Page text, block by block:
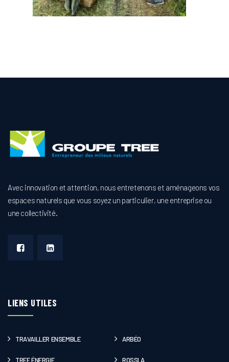
Avec innovation et attention, nous entretenons et aménageons vos
espaces naturels que vous soyez un particulier, une entreprise ou
une collectivité.
LIENS UTILES
TRAVAILLER ENSEMBLE ARBÉO
TREE ÉNERGIE ROSSI A.